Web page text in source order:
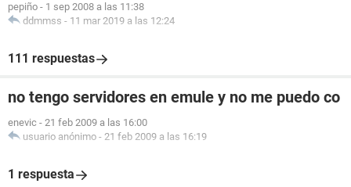
pepiño - 1 sep 2008 a las 11:38
ddmmss - 11 mar 2019 a las 12:24
111 respuestas
no tengo servidores en emule y no me puedo co
enevic - 21 feb 2009 a las 16:00
usuario anónimo - 21 feb 2009 a las 16:19
1 respuesta